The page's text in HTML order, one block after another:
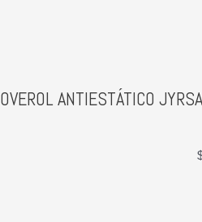
OVEROL ANTIESTÁTICO